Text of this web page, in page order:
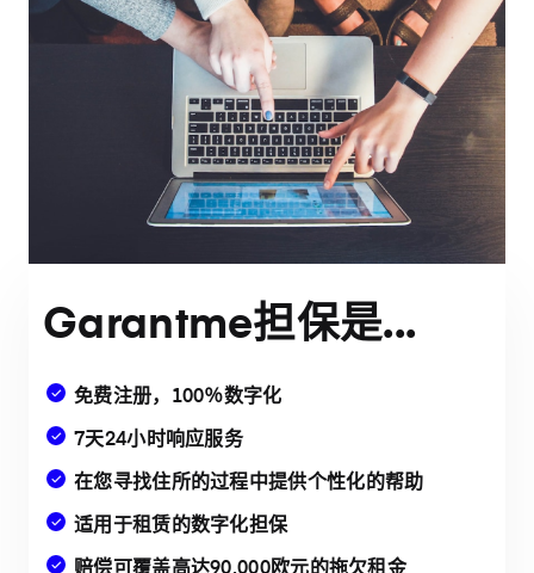
Garantme担保是...
免费注册，100％数字化
7天24小时响应服务
在您寻找住所的过程中提供个性化的帮助
适用于租赁的数字化担保
赔偿可覆盖高达90,000欧元的拖欠租金